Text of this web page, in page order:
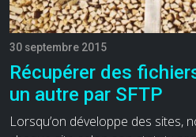
30 septembre 2015
Récupérer des
un autre par SFTP
Lorsqu’on développe des sites,